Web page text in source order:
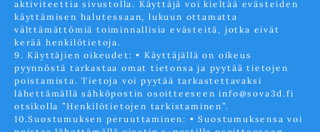
aktiviteettia sivustolla. Käyttäjä voi kieltää evästeiden
käyttämisen halutessaan, lukuun ottamatta
välttämättömiä toiminnallisia evästeitä, jotka eivät
kerää henkilötietoja.
9. Käyttäjien oikeudet: • Käyttäjällä on oikeus
pyynnöstä tarkastaa omat tietonsa ja pyytää tietojen
poistamista. Tietoja voi pyytää tarkastettavaksi
lähettämällä sähköpostin osoitteeseen info@sova3d.fi
otsikolla ”Henkilötietojen tarkistaminen”.
​10.Suostumuksen peruuttaminen: • Suostumuksensa voi